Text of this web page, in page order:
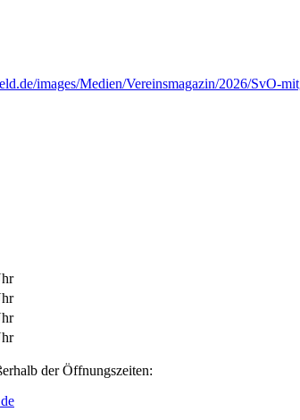
images/Medien/Vereinsmagazin/2026/SvO-
der Öffnungszeiten: